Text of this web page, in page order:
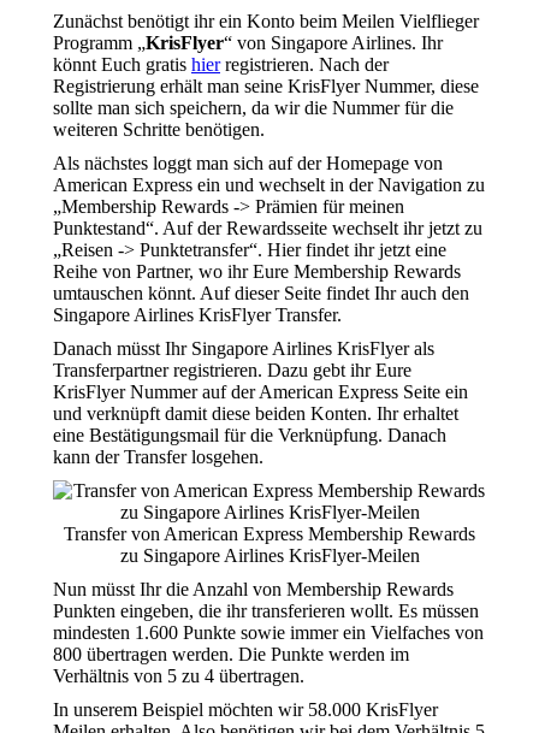
Zunächst benötigt ihr ein Konto beim Meilen Vielflieger
Programm „KrisFlyer“ von Singapore Airlines. Ihr
könnt Euch gratis hierregistrieren. Nach der
Registrierung erhält man seine KrisFlyer Nummer, diese
sollte man sich speichern, da wir die Nummer für die
weiteren Schritte benötigen.
Als nächstes loggt man sich auf der Homepage von
American Express ein und wechselt in der Navigation zu
„Membership Rewards -> Prämien für meinen
Punktestand“. Auf der Rewardsseite wechselt ihr jetzt zu
„Reisen -> Punktetransfer“. Hier findet ihr jetzt eine
Reihe von Partner, wo ihr Eure Membership Rewards
umtauschen könnt. Auf dieser Seite findet Ihr auch den
Singapore Airlines KrisFlyer Transfer.
Danach müsst Ihr Singapore Airlines KrisFlyer als
Transferpartner registrieren. Dazu gebt ihr Eure
KrisFlyer Nummer auf der American Express Seite ein
und verknüpft damit diese beiden Konten. Ihr erhaltet
eine Bestätigungsmail für die Verknüpfung. Danach
kann der Transfer losgehen.
Transfer von American Express Membership Rewards
zu Singapore Airlines KrisFlyer-Meilen
Nun müsst Ihr die Anzahl von Membership Rewards
Punkten eingeben, die ihr transferieren wollt. Es müssen
mindesten 1.600 Punkte sowie immer ein Vielfaches von
800 übertragen werden. Die Punkte werden im
Verhältnis von 5 zu 4 übertragen.
In unserem Beispiel möchten wir 58.000 KrisFlyer